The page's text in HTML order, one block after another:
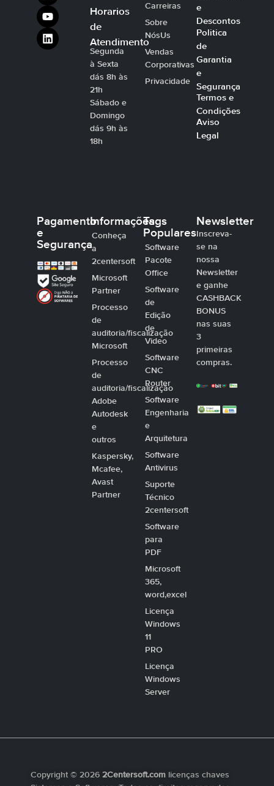
Horarios
de
Atendimento
Segunda
à Sexta
dás 8h às
21h
Sábado e
Domingo
dás 9h às
18h
Carreiras
Sobre
NósUs
Vendas
Corporativas
Privacidade
e
Descontos
Politica
de
Garantia
e
Segurança
Termos e
Condições
Aviso
Legal
Pagamento
e
Segurança
Informações
Conheça
a
2centersoft
Microsoft
Partner
Processo
de
auditoria/fiscalização
Microsoft
Processo
de
auditoria/fiscalização
Adobe
Autodesk
e
outros
Kaspersky,
Mcafee,
Avast
Partner
Tags
Populares
Software
Pacote
Office
Software
de
Edição
de
Video
Software
CNC
Router
Software
Engenharia
e
Arquitetura
Software
Antivirus
Suporte
Técnico
2centersoft
Software
para
PDF
Microsoft
365,
word,excel
Licença
Windows
11
PRO
Licença
Windows
Server
Newsletter
Inscreva-
se na
nossa
Newsletter
e ganhe
CASHBACK
BONUS
nas suas
3
primeiras
compras.
Copyright © 2026 2Centersoft.com licenças chaves